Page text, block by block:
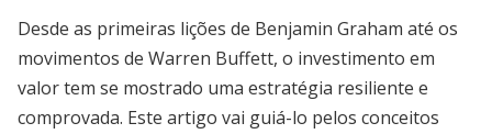
Desde as primeiras lições de Benjamin Graham até os
movimentos de Warren Buffett, o investimento em
valor tem se mostrado uma estratégia resiliente e
comprovada. Este artigo vai guiá-lo pelos conceitos